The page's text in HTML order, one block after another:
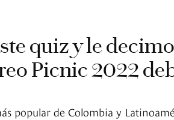
quiz y le
Picnic 2022
popular de Colombia y